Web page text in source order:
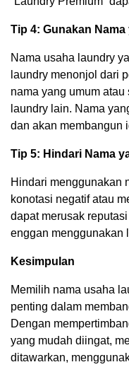
Tip 4: Gunakan
Nama usaha laundry
laundry menonjol dari
nama yang umum
laundry lain. Nama
dan akan membangun
Tip 5: Hindari Nama
Hindari menggunakan
konotasi negatif atau
dapat merusak
enggan menggunakan
Kesimpulan
Memilih nama usaha
penting dalam
Dengan
yang mudah diingat,
ditawarkan,